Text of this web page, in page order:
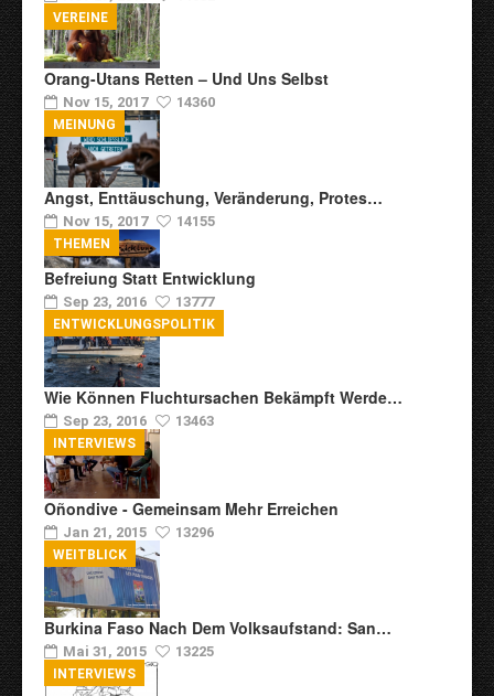
Orang-Utans Retten – Und Uns Selbst
Nov 15, 2017 14360
VEREINE
Angst, Enttäuschung, Veränderung, Protes…
Nov 15, 2017 14155
MEINUNG
Befreiung Statt Entwicklung
Sep 23, 2016 13777
THEMEN
Wie Können Fluchtursachen Bekämpft Werde…
Sep 23, 2016 13463
ENTWICKLUNGSPOLITIK
Oñondive - Gemeinsam Mehr Erreichen
Jan 21, 2015 13296
INTERVIEWS
Burkina Faso Nach Dem Volksaufstand: San…
Mai 31, 2015 13225
WEITBLICK
INTERVIEWS